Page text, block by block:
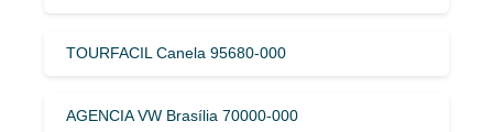
TOURFACIL Canela 95680-000
AGENCIA VW Brasília 70000-000